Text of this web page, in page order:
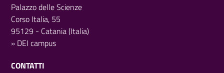
Palazzo delle Scienze
Corso Italia, 55
95129 - Catania (Italia)
» DEI campus
CONTATTI